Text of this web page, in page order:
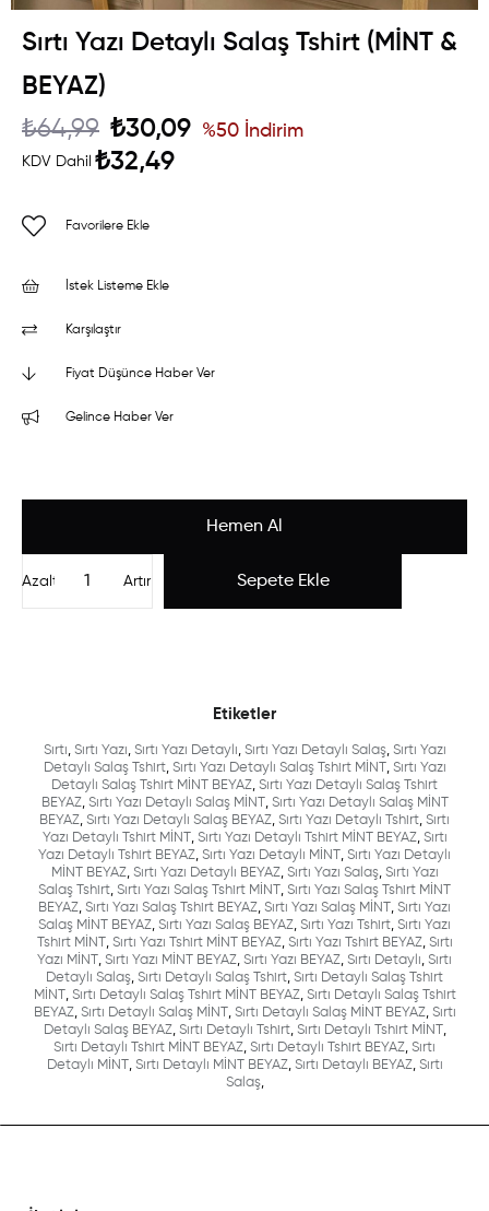
Sırtı Yazı Detaylı Salaş Tshirt (MİNT &
BEYAZ)
₺64,99 ₺30,09
KDV Dahil ₺32,49
%50 İndirim
Favorilere Ekle
İstek Listeme Ekle
Karşılaştır
Fiyat Düşünce Haber Ver
Gelince Haber Ver
Artır
Azalt
Etiketler
Sırtı, Sırtı Yazı, Sırtı Yazı Detaylı, Sırtı Yazı Detaylı Salaş, Sırtı Yazı
Detaylı Salaş Tshirt, Sırtı Yazı Detaylı Salaş Tshirt MİNT, Sırtı Yazı
Detaylı Salaş Tshirt MİNT BEYAZ, Sırtı Yazı Detaylı Salaş Tshirt
BEYAZ, Sırtı Yazı Detaylı Salaş MİNT, Sırtı Yazı Detaylı Salaş MİNT
BEYAZ, Sırtı Yazı Detaylı Salaş BEYAZ, Sırtı Yazı Detaylı Tshirt, Sırtı
Yazı Detaylı Tshirt MİNT, Sırtı Yazı Detaylı Tshirt MİNT BEYAZ, Sırtı
Yazı Detaylı Tshirt BEYAZ, Sırtı Yazı Detaylı MİNT, Sırtı Yazı Detaylı
MİNT BEYAZ, Sırtı Yazı Detaylı BEYAZ, Sırtı Yazı Salaş, Sırtı Yazı
Salaş Tshirt, Sırtı Yazı Salaş Tshirt MİNT, Sırtı Yazı Salaş Tshirt MİNT
BEYAZ, Sırtı Yazı Salaş Tshirt BEYAZ, Sırtı Yazı Salaş MİNT, Sırtı Yazı
Salaş MİNT BEYAZ, Sırtı Yazı Salaş BEYAZ, Sırtı Yazı Tshirt, Sırtı Yazı
Tshirt MİNT, Sırtı Yazı Tshirt MİNT BEYAZ, Sırtı Yazı Tshirt BEYAZ, Sırtı
Yazı MİNT, Sırtı Yazı MİNT BEYAZ, Sırtı Yazı BEYAZ, Sırtı Detaylı, Sırtı
Detaylı Salaş, Sırtı Detaylı Salaş Tshirt, Sırtı Detaylı Salaş Tshirt
MİNT, Sırtı Detaylı Salaş Tshirt MİNT BEYAZ, Sırtı Detaylı Salaş Tshirt
BEYAZ, Sırtı Detaylı Salaş MİNT, Sırtı Detaylı Salaş MİNT BEYAZ, Sırtı
Detaylı Salaş BEYAZ, Sırtı Detaylı Tshirt, Sırtı Detaylı Tshirt MİNT,
Sırtı Detaylı Tshirt MİNT BEYAZ, Sırtı Detaylı Tshirt BEYAZ, Sırtı
Detaylı MİNT, Sırtı Detaylı MİNT BEYAZ, Sırtı Detaylı BEYAZ, Sırtı
Salaş,